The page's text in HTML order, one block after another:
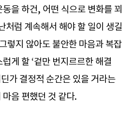
을 하건, 어떤 식으로 변화를 꾀
처럼 계속해서 해야 할 일이 생길
렇지 않아도 불안한 마음과 복잡
게 할 ‘겉만 번지르르한 해결
가 결정적 순간은 있을 거라는
음 편했던 것 같다.